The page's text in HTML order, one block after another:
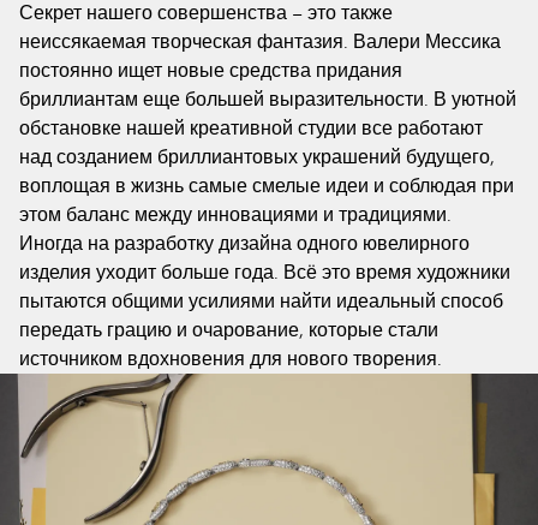
Секрет нашего совершенства – это также
неиссякаемая творческая фантазия. Валери Мессика
постоянно ищет новые средства придания
бриллиантам еще большей выразительности. В уютной
обстановке нашей креативной студии все работают
над созданием бриллиантовых украшений будущего,
воплощая в жизнь самые смелые идеи и соблюдая при
этом баланс между инновациями и традициями.
Иногда на разработку дизайна одного ювелирного
изделия уходит больше года. Всё это время художники
пытаются общими усилиями найти идеальный способ
передать грацию и очарование, которые стали
источником вдохновения для нового творения.